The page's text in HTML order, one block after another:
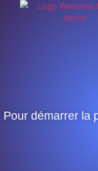
Pour démarrer la